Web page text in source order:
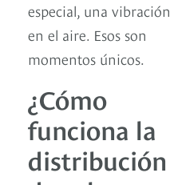
especial, una vibración
en el aire. Esos son
momentos únicos.
¿Cómo
funciona la
distribución